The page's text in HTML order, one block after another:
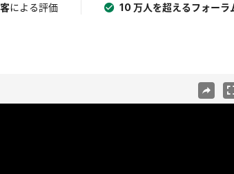
による評価 10 万人を超えるフォーラ